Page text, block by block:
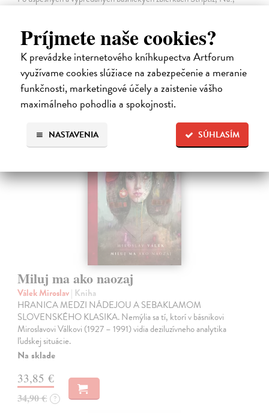
Príjmete naše cookies?
K prevádzke internetového kníhkupectva Artforum
využívame cookies slúžiace na zabezpečenie a meranie
funkčnosti, marketingové účely a zaistenie vášho
maximálneho pohodlia a spokojnosti.
SÚHLASÍM
NASTAVENIA
vzniku zvláštneho…
Na sklade
14,31 €
15,90 € ?
na sklade
Miluj ma ako naozaj
Válek Miroslav| Kniha
HRANICA MEDZI NÁDEJOU A SEBAKLAMOM
SLOVENSKÉHO KLASIKA. Nemýlia sa tí, ktorí v básnikovi
Miroslavovi Válkovi (1927 – 1991) vidia deziluzívneho analytika
ľudskej situácie.
Na sklade
33,85 €
34,90 € ?